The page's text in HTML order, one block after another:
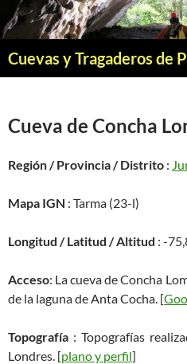
Saltar
al
Cuevas y Tragaderos de
Cueva de Concha
Región / Provincia / Distrito :
Mapa IGN : Tarma (23-l)
Longitud / Latitud / Altitud : -
Acceso: La cueva de Concha
de la laguna de Anta Cocha. [
Topografía : Topografías
Londres. [plano y perfil]